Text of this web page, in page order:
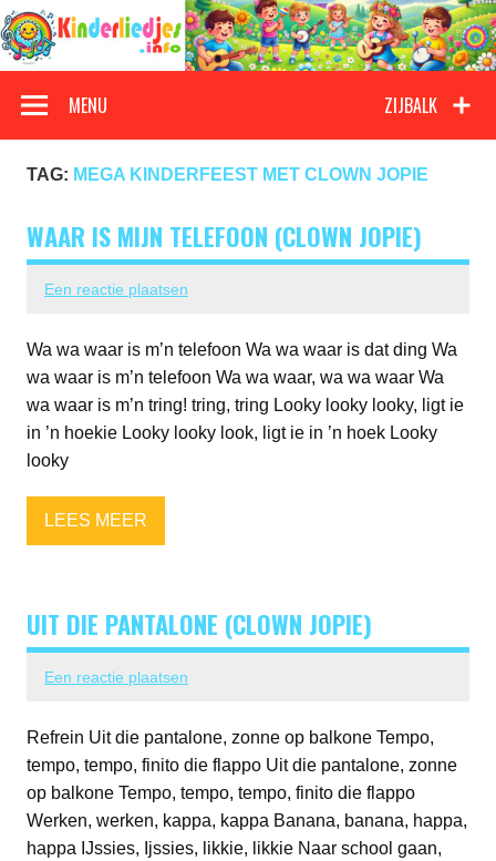
Doorgaan
naar
inhoud
Kinderliedjes
ZIJBALK
MENU
TAG: MEGA KINDERFEEST MET CLOWN JOPIE
WAAR IS MIJN TELEFOON (CLOWN JOPIE)
Een reactie plaatsen
Wa wa waar is m’n telefoon Wa wa waar is dat ding Wa
wa waar is m’n telefoon Wa wa waar, wa wa waar Wa
wa waar is m’n tring! tring, tring Looky looky looky, ligt ie
in ’n hoekie Looky looky look, ligt ie in ’n hoek Looky
looky
LEES MEER
UIT DIE PANTALONE (CLOWN JOPIE)
Een reactie plaatsen
Refrein Uit die pantalone, zonne op balkone Tempo,
tempo, tempo, finito die flappo Uit die pantalone, zonne
op balkone Tempo, tempo, tempo, finito die flappo
Werken, werken, kappa, kappa Banana, banana, happa,
happa IJssies, Ijssies, likkie, likkie Naar school gaan,